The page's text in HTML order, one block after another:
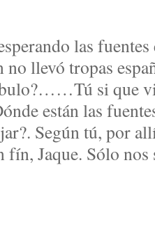
las
no llevó tropas
si que
están las
Según tú, por
Jaque. Sólo nos